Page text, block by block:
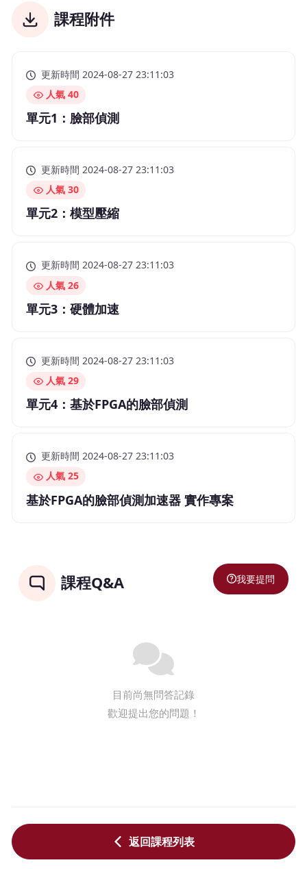
課程附件
更新時間 2024-08-27 23:11:03
人氣 40
單元1：臉部偵測
更新時間 2024-08-27 23:11:03
人氣 30
單元2：模型壓縮
更新時間 2024-08-27 23:11:03
人氣 26
單元3：硬體加速
更新時間 2024-08-27 23:11:03
人氣 29
單元4：基於FPGA的臉部偵測
更新時間 2024-08-27 23:11:03
人氣 25
基於FPGA的臉部偵測加速器 實作專案
課程Q&A 我要提問
目前尚無問答記錄
歡迎提出您的問題！
返回課程列表